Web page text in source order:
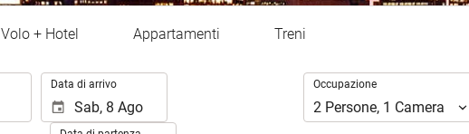
Volo + Hotel Appartamenti Treni
Data di arrivo Occupazione
Occupazione
2 Persone, 1 Camera